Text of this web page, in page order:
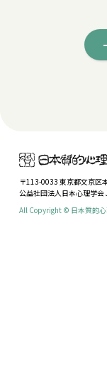
〒113-0033 東京都文京区
公益社団法人日本心理学会
All Copyright © 日本質的